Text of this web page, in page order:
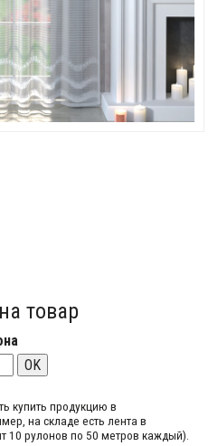
товар
OK
купить продукцию в
на складе​ есть лента в
10 рулонов по 50 метров каждый).​